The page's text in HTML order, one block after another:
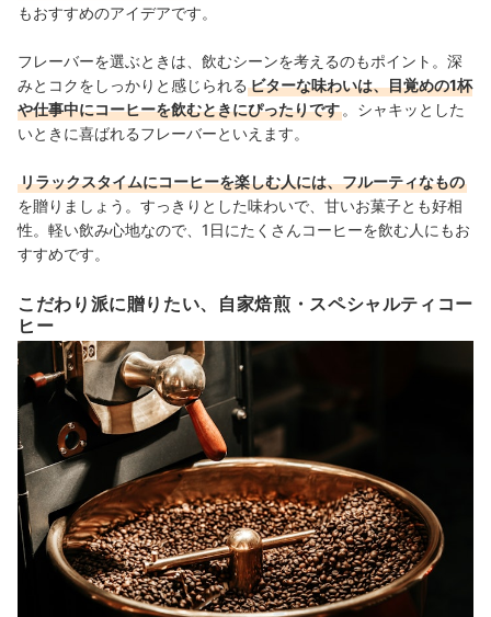
もおすすめのアイデアです。
フレーバーを選ぶときは、飲むシーンを考えるのもポイント。深
みとコクをしっかりと感じられる ビターな味わいは、目覚めの1杯
や仕事中にコーヒーを飲むときにぴったりです 。シャキッとした
いときに喜ばれるフレーバーといえます。
リラックスタイムにコーヒーを楽しむ人には、フルーティなもの
を贈りましょう。すっきりとした味わいで、甘いお菓子とも好相
性。軽い飲み心地なので、1日にたくさんコーヒーを飲む人にもお
すすめです。
こだわり派に贈りたい、自家焙煎・スペシャルティコー
ヒー